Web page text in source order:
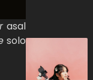
asal
solo